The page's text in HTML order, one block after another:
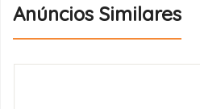
Anúncios Similares